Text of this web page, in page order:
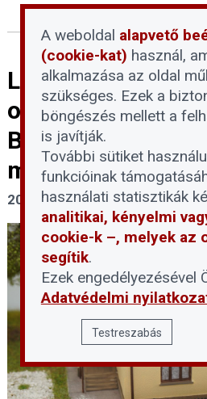
Leáll az 5+5
otthonfelújítási
Budapesten és
megyében
2026. április 15.
A weboldal alapvető
(cookie-kat) használ,
alkalmazása az oldal
szükséges. Ezek a
böngészés mellett a
is javítják.
További sütiket
funkcióinak
használati statisztikák
analitikai, kényelmi
cookie-k –, melyek az
segítik.
Ezek engedélyezésével
Adatvédelmi
Testreszabás